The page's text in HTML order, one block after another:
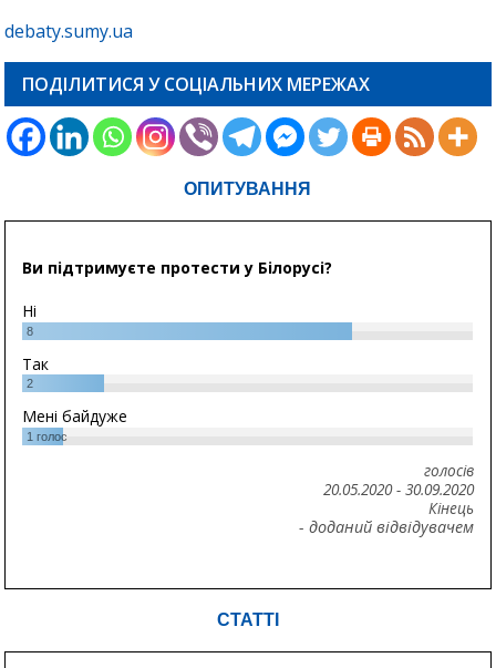
debaty.sumy.ua
ПОДІЛИТИСЯ У СОЦІАЛЬНИХ МЕРЕЖАХ
ОПИТУВАННЯ
Ви підтримуєте протести у Білорусі?
Ні
8
Так
2
Мені байдуже
1 голос
голосів
20.05.2020- 30.09.2020
Кінець
- доданий відвідувачем
СТАТТІ